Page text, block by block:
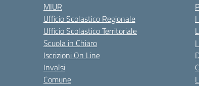
MIUR
Ufficio Scolastico Regionale
Ufficio Scolastico Territoriale
Scuola in Chiaro
Iscrizioni On Line
Invalsi
Comune